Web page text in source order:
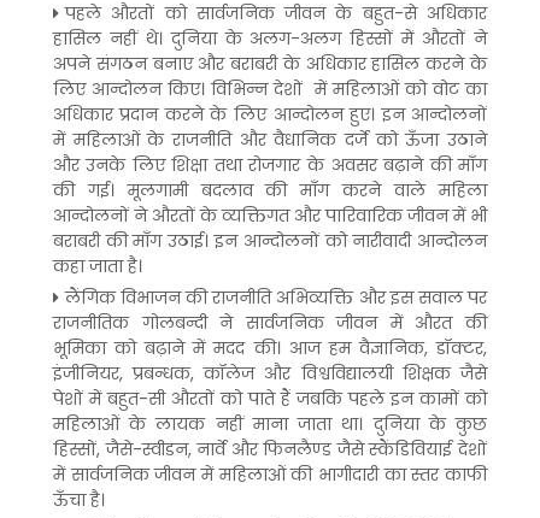
पहले औरतों को सार्वजनिक जीवन के बहुत-से अधिकार
हासिल नहीं थे। दुनिया के अलग-अलग हिस्सों में औरतों ने
अपने संगठन बनाए और बराबरी के अधिकार हासिल करने के
लिए आन्दोलन किए। विभिन्न देशों में महिलाओं को वोट का
अधिकार प्रदान करने के लिए आन्दोलन हुए। इन आन्दोलनों
में महिलाओं के राजनीति और वैधानिक दर्जे को ऊँजा उठाने
और उनके लिए शिक्षा तथा रोजगार के अवसर बढ़ाने की माँग
की गई। मूलगामी बदलाव की माँग करने वाले महिला
आन्दोलनों ने औरतों के व्यक्तिगत और पारिवारिक जीवन में भी
बराबरी की माँग उठाई। इन आन्दोलनों को नारीवादी आन्दोलन
कहा जाता है।
लैंगिक विभाजन की राजनीति अभिव्यक्ति और इस सवाल पर
राजनीतिक गोलबन्दी ने सार्वजनिक जीवन में औरत की
भूमिका को बढ़ाने में मदद की। आज हम वैज्ञानिक, डॉक्टर,
इंजीनियर, प्रबन्धक, कॉलेज और विश्वविद्यालयी शिक्षक जैसे
पेशों में बहुत-सी औरतों को पाते हैं जबकि पहले इन कामों को
महिलाओं के लायक नहीं माना जाता था। दुनिया के कुछ
हिस्सों, जैसे-स्वीडन, नार्वे और फिनलैण्ड जैसे स्कैंडिवियाई देशों
में सार्वजनिक जीवन में महिलाओं की भागीदारी का स्तर काफी
ऊँचा है।